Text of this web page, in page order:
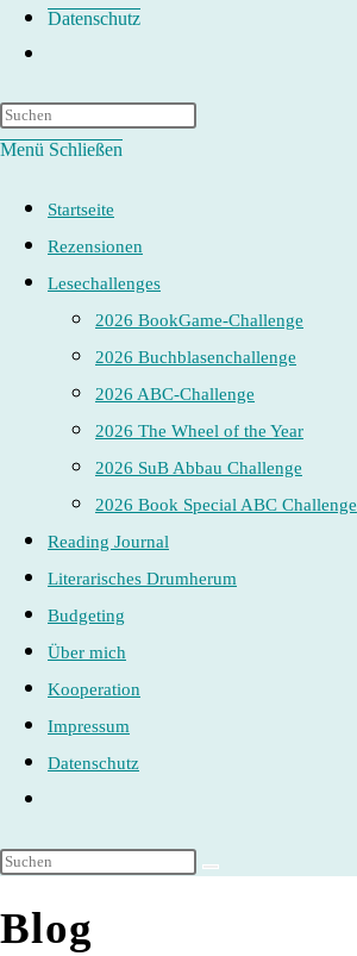
Datenschutz
umschalten
Menü Schließen
Startseite
Rezensionen
Lesechallenges
2026 BookGame-Challenge
2026 Buchblasenchallenge
2026 ABC-Challenge
2026 The Wheel of the Year
2026 SuB Abbau Challenge
2026 Book Special ABC Challenge
Reading Journal
Literarisches Drumherum
Budgeting
Über mich
Kooperation
Impressum
Datenschutz
umschalten
Blog